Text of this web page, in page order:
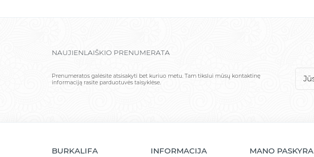
NAUJIENLAIŠKIO PRENUMERATA
Prenumeratos galėsite atsisakyti bet kuriuo metu. Tam tikslui mūsų kontaktinę
informaciją rasite parduotuvės taisyklėse.
BURKALIFA INFORMACIJA MANO PASKYRA